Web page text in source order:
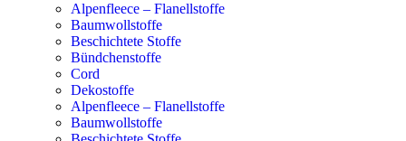
Alpenfleece – Flanellstoffe
Baumwollstoffe
Beschichtete Stoffe
Bündchenstoffe
Cord
Dekostoffe
Alpenfleece – Flanellstoffe
Baumwollstoffe